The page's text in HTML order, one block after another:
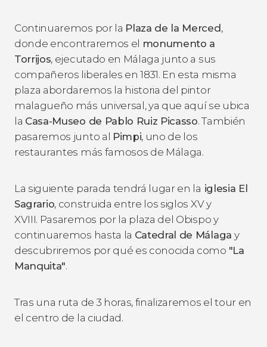
Continuaremos por la Plaza de la Merced,
donde encontraremos el monumento a
Torrijos, ejecutado en Málaga junto a sus
compañeros liberales en 1831. En esta misma
plaza abordaremos la historia del pintor
malagueño más universal, ya que aquí se ubica
la Casa-Museo de Pablo Ruiz Picasso. También
pasaremos junto al Pimpi, uno de los
restaurantes más famosos de Málaga.
La siguiente parada tendrá lugar en la iglesia El
Sagrario, construida entre los siglos XV y
XVIII. Pasaremos por la plaza del Obispo y
continuaremos hasta la Catedral de Málaga y
descubriremos por qué es conocida como "La
Manquita".
Tras una ruta de 3 horas, finalizaremos el tour en
el centro de la ciudad.